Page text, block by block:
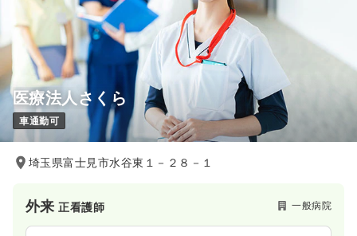
医療法人さくら
車通勤可
埼玉県富士見市水谷東１－２８－１
外来正看護師 一般病院